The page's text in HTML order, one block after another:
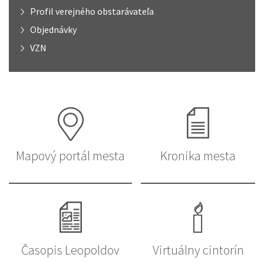
Profil verejného obstarávateľa
Objednávky
VZN
Mapový portál mesta Kronika mesta
Časopis Leopoldov Virtuálny cintorín